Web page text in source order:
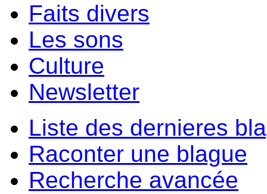
Faits divers
Les sons
Culture
Newsletter
Liste des dernieres
Raconter une blague
Recherche avancée